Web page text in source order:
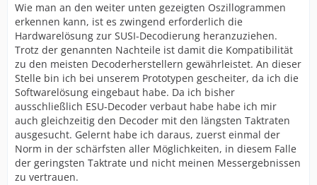
Wie man an den weiter unten gezeigten Oszillogrammen
erkennen kann, ist es zwingend erforderlich die
Hardwarelösung zur SUSI-Decodierung heranzuziehen.
Trotz der genannten Nachteile ist damit die Kompatibilität
zu den meisten Decoderherstellern gewährleistet. An dieser
Stelle bin ich bei unserem Prototypen gescheiter, da ich die
Softwarelösung eingebaut habe. Da ich bisher
ausschließlich ESU-Decoder verbaut habe habe ich mir
auch gleichzeitig den Decoder mit den längsten Taktraten
ausgesucht. Gelernt habe ich daraus, zuerst einmal der
Norm in der schärfsten aller Möglichkeiten, in diesem Falle
der geringsten Taktrate und nicht meinen Messergebnissen
zu vertrauen.